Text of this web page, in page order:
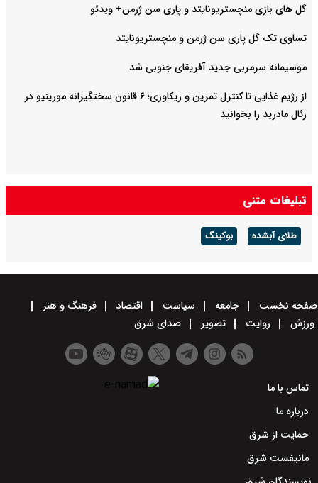
گل های بازی منچستریونایتد و پاری سن ژرمن+ ویدئو
تساوی تک گل پاری سن ژرمن و منچستریونایتد
موسیمانه سرمربی جدید آفریقای جنوبی شد
از رژیم غذایی تا کنترل تمرین و ریکاوری؛ ۶ قانون سختگیرانه مورینیو در
رئال مادرید را بخوانید
تبلیغات متنی
طلای آبشده بوکینگ
صفحه نخست جامعه سیاست اقتصاد
فرهنگ و هنر
ورزش
روایت تصویر صدای شرق
تماس با ما
درباره ما
حمایت از شرق
مانیفست شرق